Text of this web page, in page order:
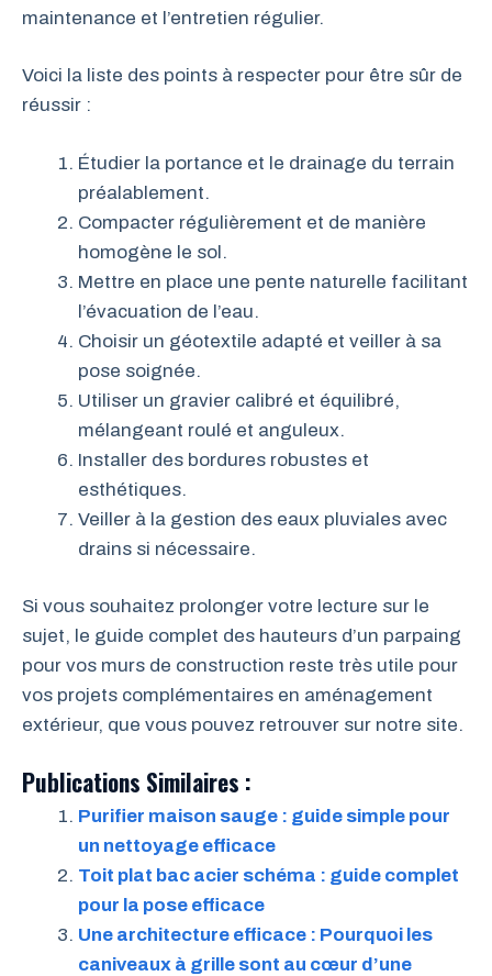
maintenance et l’entretien régulier.
Voici la liste des points à respecter pour être sûr de
réussir :
Étudier la portance et le drainage du terrain
préalablement.
Compacter régulièrement et de manière
homogène le sol.
Mettre en place une pente naturelle facilitant
l’évacuation de l’eau.
Choisir un géotextile adapté et veiller à sa
pose soignée.
Utiliser un gravier calibré et équilibré,
mélangeant roulé et anguleux.
Installer des bordures robustes et
esthétiques.
Veiller à la gestion des eaux pluviales avec
drains si nécessaire.
Si vous souhaitez prolonger votre lecture sur le
sujet, le guide complet des hauteurs d’un parpaing
pour vos murs de construction reste très utile pour
vos projets complémentaires en aménagement
extérieur, que vous pouvez retrouver sur notre site.
Publications Similaires :
Purifier maison sauge : guide simple pour
un nettoyage efficace
Toit plat bac acier schéma : guide complet
pour la pose efficace
Une architecture efficace : Pourquoi les
caniveaux à grille sont au cœur d’une